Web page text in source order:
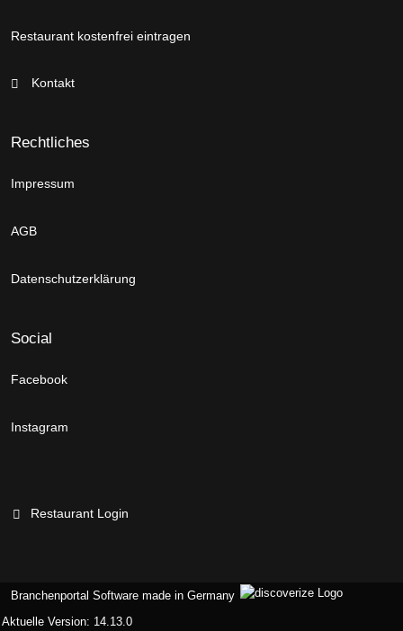
Restaurant kostenfrei eintragen
Kontakt
Rechtliches
Impressum
AGB
Datenschutzerklärung
Social
Facebook
Instagram
Restaurant Login
Branchenportal Software made in Germany
Aktuelle Version: 14.13.0